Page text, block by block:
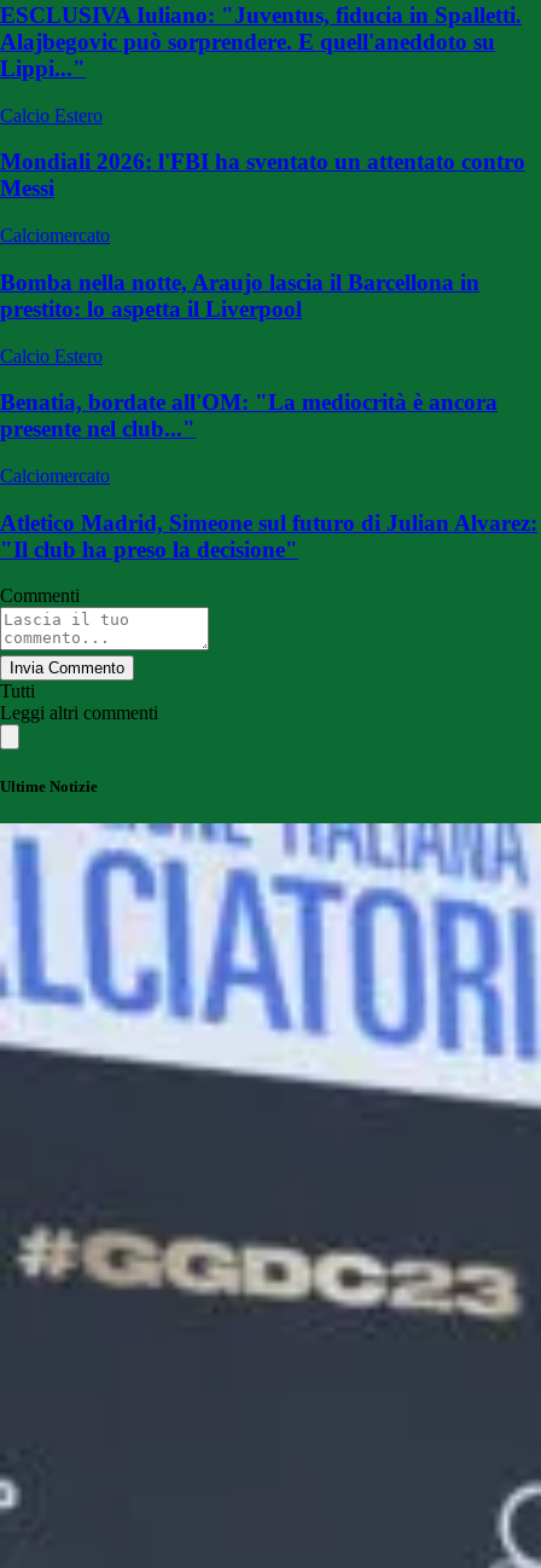
ESCLUSIVA Iuliano: "Juventus, fiducia in Spalletti.
Alajbegovic può sorprendere. E quell'aneddoto su
Lippi..."
Calcio Estero
Mondiali 2026: l'FBI ha sventato un attentato contro
Messi
Calciomercato
Bomba nella notte, Araujo lascia il Barcellona in
prestito: lo aspetta il Liverpool
Calcio Estero
Benatia, bordate all'OM: "La mediocrità è ancora
presente nel club..."
Calciomercato
Atletico Madrid, Simeone sul futuro di Julian Alvarez:
"Il club ha preso la decisione"
Commenti
Invia Commento
Tutti
Leggi altri commenti
Ultime Notizie